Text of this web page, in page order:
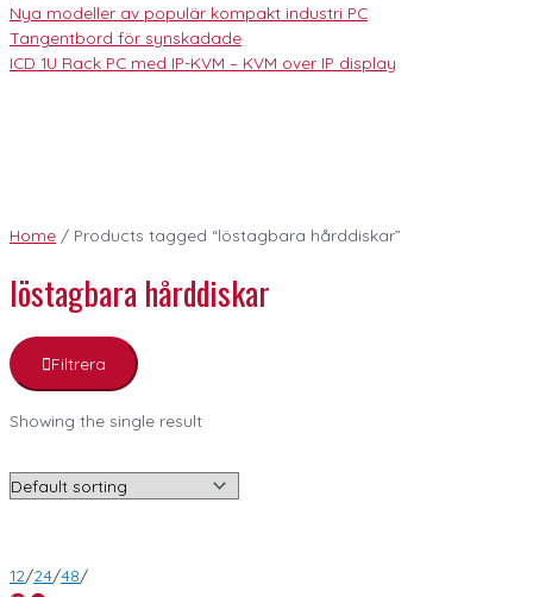
Nya modeller av populär kompakt industri PC
Tangentbord för synskadade
ICD 1U Rack PC med IP-KVM – KVM over IP display
Home / Products tagged “löstagbara hårddiskar”
löstagbara hårddiskar
Filtrera
Showing the single result
12/24/48/